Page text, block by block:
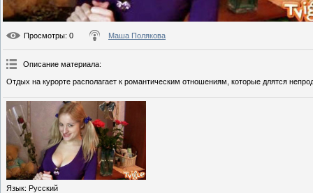
Просмотры: 0 Маша Полякова
Описание материала:
Отдых на курорте располагает к романтическим отношениям, которые длятся
Язык: Русский